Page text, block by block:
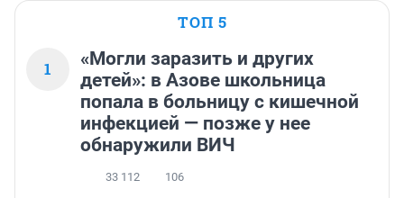
ТОП 5
1
«Могли заразить и других
детей»: в Азове школьница
попала в больницу с кишечной
инфекцией — позже у нее
обнаружили ВИЧ
33 112 106